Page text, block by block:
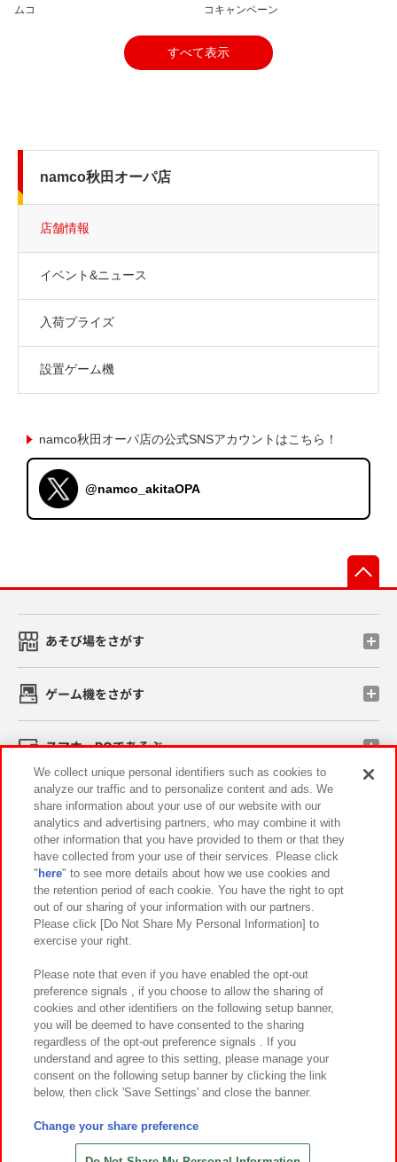
ムコ
コキャンペーン
すべて表示
namco秋田オーパ店
店舗情報
イベント&ニュース
入荷プライズ
設置ゲーム機
namco秋田オーパ店の公式SNSアカウントはこちら！
@namco_akitaOPA
あそび場をさがす
ゲーム機をさがす
スマホ・PCであそぶ
イベント・キャンペーン
関連会社 サステナビリティ サイトポリシー
プライバシーポリシー ウェブアクセシビリティ方針と検証結果
お取引先さまとともに
カスタマーハラスメント対応方針 よくあるご質問・お問い合わせ
©Bandai Namco Amusement Inc.
©Bandai Namco Amusement Lab Inc.
©HANAYASHIKI Co., Ltd. All Rights Reserved.
We collect unique personal identifiers such as cookies to
analyze our traffic and to personalize content and ads. We
share information about your use of our website with our
analytics and advertising partners, who may combine it with
other information that you have provided to them or that they
have collected from your use of their services. Please click
" here" to see more details about how we use cookies and
the retention period of each cookie. You have the right to opt
out of our sharing of your information with our partners.
Please click [Do Not Share My Personal Information] to
exercise your right.
Please note that even if you have enabled the opt-out
preference signals , if you choose to allow the sharing of
cookies and other identifiers on the following setup banner,
you will be deemed to have consented to the sharing
regardless of the opt-out preference signals . If you
understand and agree to this setting, please manage your
consent on the following setup banner by clicking the link
below, then click 'Save Settings' and close the banner.
Change your share preference